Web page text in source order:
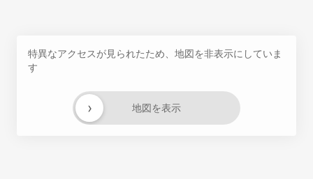
特異なアクセスが見られたため、地図を非表示にしていま
す
地図を表示
›